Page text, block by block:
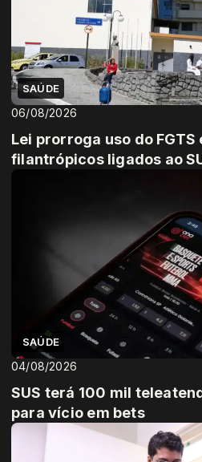
SAÚDE
06/08/2026
Lei prorroga uso do
filantrópicos ligados ao
SAÚDE
04/08/2026
SUS terá 100 mil
para vício em bets